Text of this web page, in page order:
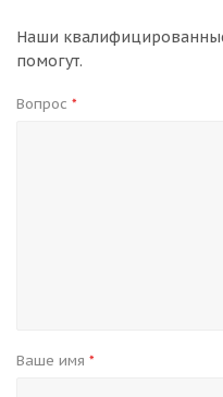
Наши
помогут.
Вопрос *
Ваше имя *